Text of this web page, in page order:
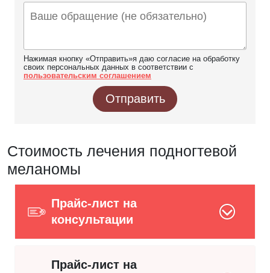
Нажимая кнопку «Отправить»я даю согласие на обработку
своих персональных данных в соответствии с
пользовательским соглашением
Отправить
Стоимость лечения подногтевой
меланомы
Прайс-лист на
консультации
Прайс-лист на